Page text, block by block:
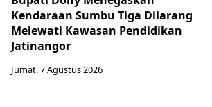
Kendaraan Sumbu Tiga Dilarang
Melewati Kawasan Pendidikan
Jatinangor
Jumat, 7 Agustus 2026